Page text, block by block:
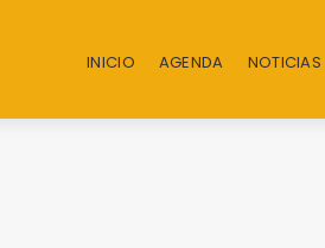
INICIO AGENDA NOTICIAS